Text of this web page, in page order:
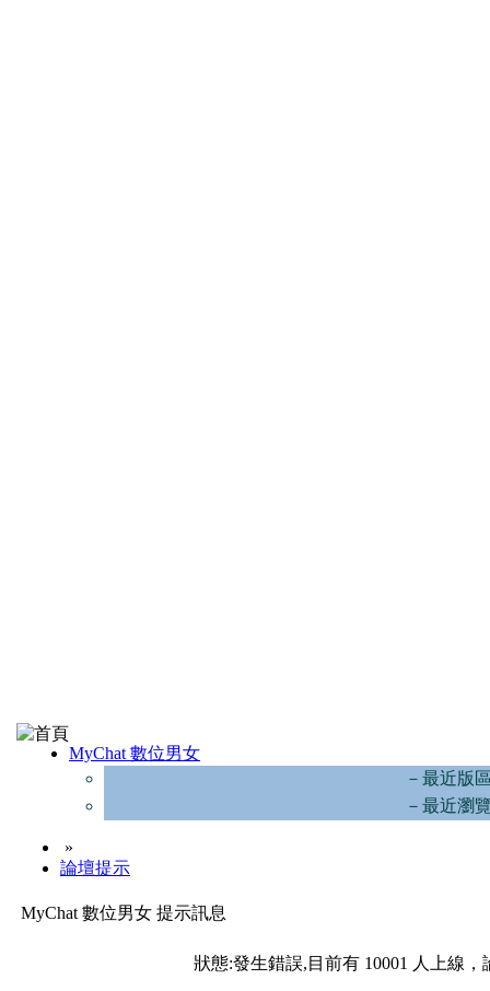
MyChat 數位男女
－最近版
－最近瀏
»
論壇提示
MyChat 數位男女 提示訊息
狀態:發生錯誤,目前有 10001 人上線